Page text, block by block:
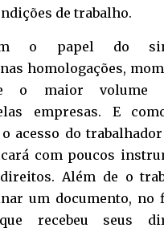
de trabalho.
o papel do
homologações,
o maior volume
empresas. E
acesso do trabalhador
com poucos
Além de o
um documento, no
recebeu seus